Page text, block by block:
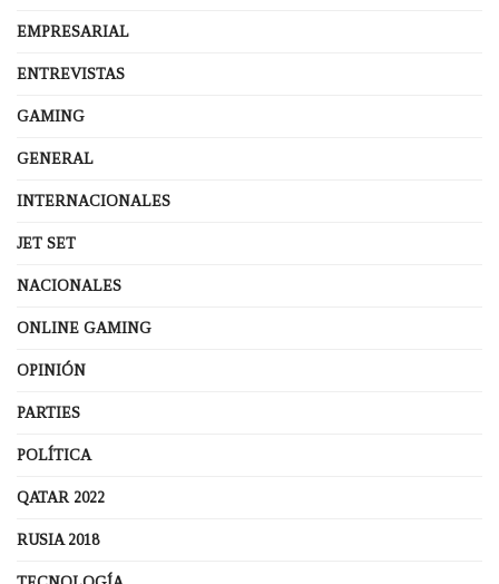
EMPRESARIAL
ENTREVISTAS
GAMING
GENERAL
INTERNACIONALES
JET SET
NACIONALES
ONLINE GAMING
OPINIÓN
PARTIES
POLÍTICA
QATAR 2022
RUSIA 2018